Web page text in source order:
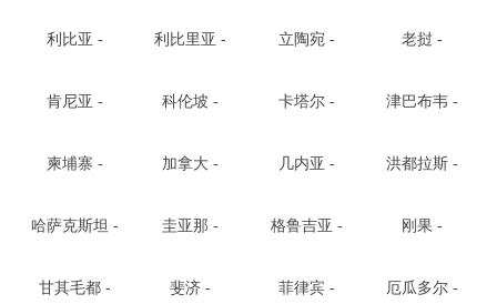
利比亚 - 利比里亚 - 立陶宛 - 老挝 -
肯尼亚 - 科伦坡 - 卡塔尔 - 津巴布韦 -
柬埔寨 - 加拿大 - 几内亚 - 洪都拉斯 -
哈萨克斯坦 - 圭亚那 - 格鲁吉亚 - 刚果 -
甘其毛都 - 斐济 - 菲律宾 - 厄瓜多尔 -